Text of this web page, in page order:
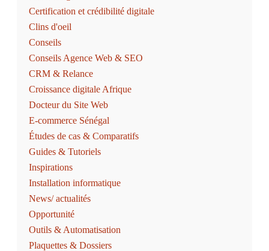
Certification et crédibilité digitale
Clins d'oeil
Conseils
Conseils Agence Web & SEO
CRM & Relance
Croissance digitale Afrique
Docteur du Site Web
E-commerce Sénégal
Études de cas & Comparatifs
Guides & Tutoriels
Inspirations
Installation informatique
News/ actualités
Opportunité
Outils & Automatisation
Plaquettes & Dossiers